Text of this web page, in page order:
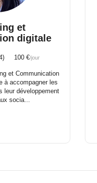
et
digitale
100 €/jour
et Communication
à accompagner les
leur développement
socia...